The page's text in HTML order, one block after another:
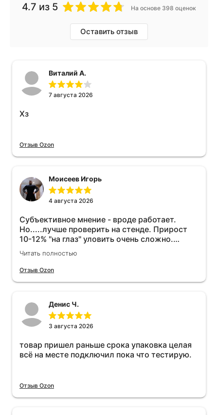
4.7 из 5 На основе 398 оценок
Оставить отзыв
Виталий А.
7 августа 2026
Хз
Отзыв Ozon
Моисеев Игорь
4 августа 2026
Субъективное мнение - вроде работает.
Но.....лучше проверить на стенде. Прирост
10-12% "на глаз" уловить очень сложно.
Покатаюсь, потом отключу и посмотрю, что
будет 😁.
Читать полностью
Отзыв Ozon
Денис Ч.
3 августа 2026
товар пришел раньше срока упаковка целая
всё на месте подключил пока что тестирую.
Отзыв Ozon